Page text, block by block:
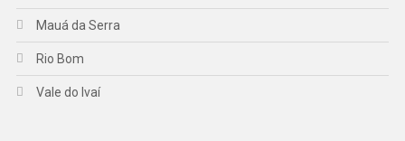
Mauá da Serra
Rio Bom
Vale do Ivaí